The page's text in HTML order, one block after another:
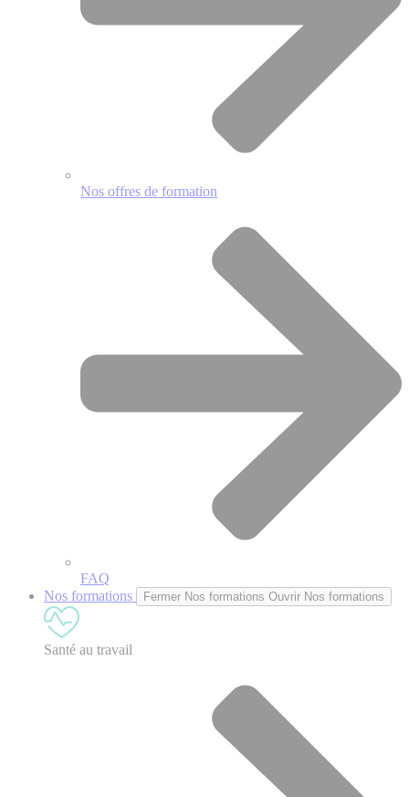
Nos offres de formation
FAQ
Nos formations
Fermer Nos formations Ouvrir Nos formations
Santé au travail